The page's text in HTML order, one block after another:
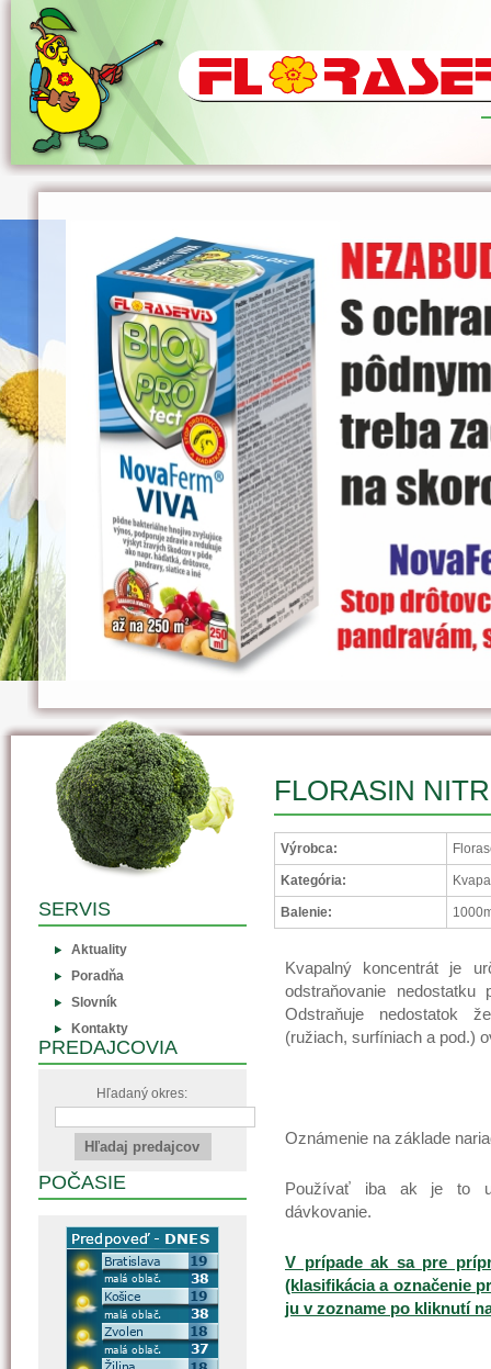
FLORASIN
Výrobca:
Kategória:
Balenie:
Kvapalný koncentrát je
odstraňovanie
Odstraňuje nedostatok
(ružiach, surfíniach a pod.)
Oznámenie na základe
Používať iba ak je to
dávkovanie.
V prípade ak sa pre
(klasifikácia a označenie
ju v zozname po kliknutí
SERVIS
Aktuality
Poradňa
Slovník
Kontakty
PREDAJCOVIA
Hľadaný okres:
POČASIE